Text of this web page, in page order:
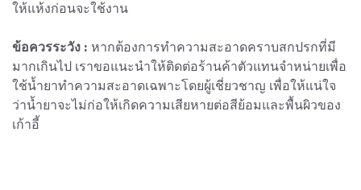
ให้แห้งก่อนจะใช้งาน
ข้อควรระวัง : หากต้องการทำความสะอาดคราบสกปรกที่มี
มากเกินไป เราขอแนะนำให้ติดต่อร้านค้าตัวแทนจำหน่ายเพื่อ
ใช้น้ำยาทำความสะอาดเฉพาะโดยผู้เชี่ยวชาญ เพื่อให้แน่ใจ
ว่าน้ำยาจะไม่ก่อให้เกิดความเสียหายต่อสีย้อมและพื้นผิวของ
เก้าอี้